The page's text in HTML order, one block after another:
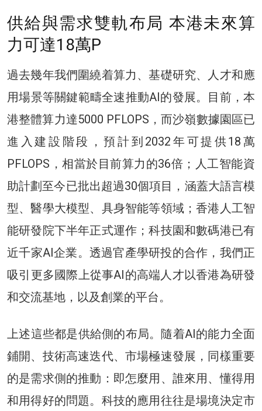
供給與需求雙軌布局 本港未來算
力可達18萬P
過去幾年我們圍繞着算力、基礎研究、人才和應
用場景等關鍵範疇全速推動AI的發展。目前，本
港整體算力達5000 PFLOPS，而沙嶺數據園區已
進入建設階段，預計到2032年可提供18萬
PFLOPS，相當於目前算力的36倍；人工智能資
助計劃至今已批出超過30個項目，涵蓋大語言模
型、醫學大模型、具身智能等領域；香港人工智
能研發院下半年正式運作；科技園和數碼港已有
近千家AI企業。透過官產學研投的合作，我們正
吸引更多國際上從事AI的高端人才以香港為研發
和交流基地，以及創業的平台。
上述這些都是供給側的布局。隨着AI的能力全面
鋪開、技術高速迭代、市場極速發展，同樣重要
的是需求側的推動：即怎麼用、誰來用、懂得用
和用得好的問題。科技的應用往往是場境決定市